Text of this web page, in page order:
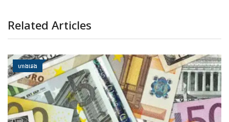
Related Articles
ហាងឆេង